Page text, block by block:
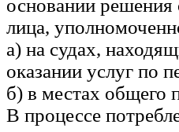
основании решения
лица,
а) на судах,
оказании услуг по
б) в местах общего
В процессе